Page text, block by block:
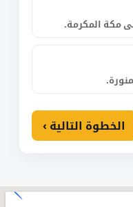
مكة المكرمة.
الخطوة التالية ›